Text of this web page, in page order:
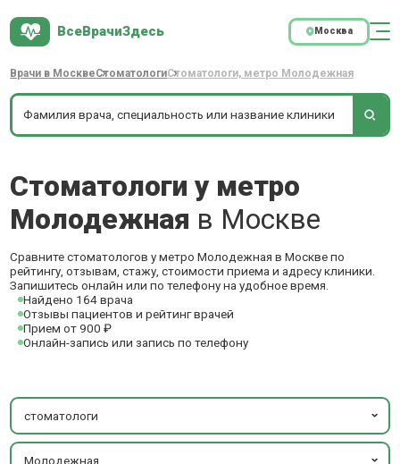
ВсеВрачиЗдесь Москва
Врачи в МосквеСтоматологиСтоматологи, метро Молодежная
Стоматологи у метро
Молодежная в Москве
Сравните стоматологов у метро Молодежная в Москве по
рейтингу, отзывам, стажу, стоимости приема и адресу клиники.
Запишитесь онлайн или по телефону на удобное время.
Найдено 164 врача
Отзывы пациентов и рейтинг врачей
Прием от 900 ₽
Онлайн-запись или запись по телефону
стоматологи
Молодежная